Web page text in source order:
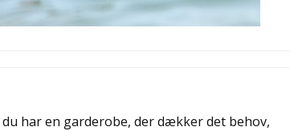
har en garderobe, der dækker det behov,